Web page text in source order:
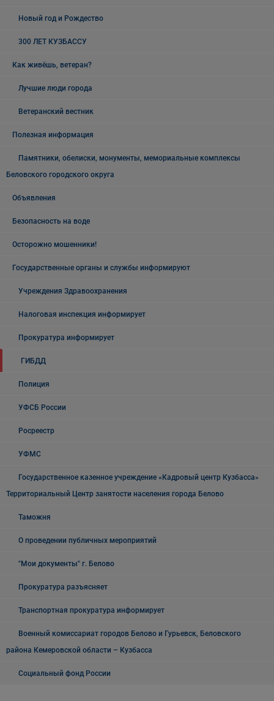
Новый год и Рождество
300 ЛЕТ КУЗБАССУ
Как живёшь, ветеран?
Лучшие люди города
Ветеранский вестник
Полезная информация
Памятники, обелиски, монументы, мемориальные комплексы
Беловского городского округа
Объявления
Безопасность на воде
Осторожно мошенники!
Государственные органы и службы информируют
Учреждения Здравоохранения
Налоговая инспекция информирует
Прокуратура информирует
ГИБДД
Полиция
УФСБ России
Росреестр
УФМС
Государственное казенное учреждение «Кадровый центр Кузбасса»
Территориальный Центр занятости населения города Белово
Таможня
О проведении публичных мероприятий
"Мои документы" г. Белово
Прокуратура разъясняет
Транспортная прокуратура информирует
Военный комиссариат городов Белово и Гурьевск, Беловского
района Кемеровской области – Кузбасса
Социальный фонд России